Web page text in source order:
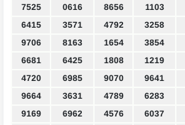
7525
0616 8656 1103
6415
3571 4792 3258
9706
8163 1654 3854
6681
6425 1808 1219
4720
6985 9070 9641
9664
3631 4789 6283
9169
6962 4576 6037